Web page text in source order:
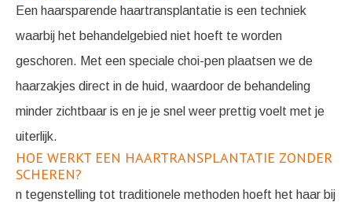
Een haarsparende haartransplantatie is een techniek
waarbij het behandelgebied niet hoeft te worden
geschoren. Met een speciale choi-pen plaatsen we de
haarzakjes direct in de huid, waardoor de behandeling
minder zichtbaar is en je je snel weer prettig voelt met je
uiterlijk.
HOE WERKT EEN HAARTRANSPLANTATIE ZONDER
SCHEREN?
n tegenstelling tot traditionele methoden hoeft het haar bij